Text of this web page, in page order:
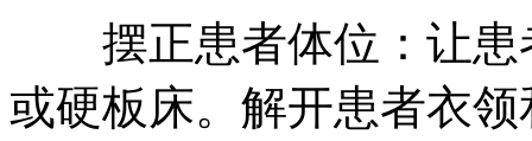
摆正患者体位：让患
或硬板床。解开患者衣